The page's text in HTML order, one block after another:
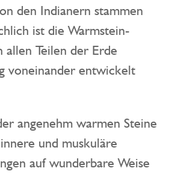
den Indianern stammen
ist die Warmstein-
allen Teilen der Erde
voneinander entwickelt
angenehm warmen Steine
und muskuläre
auf wunderbare Weise